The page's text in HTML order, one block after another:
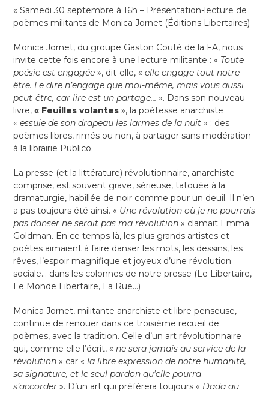
« Samedi 30 septembre à 16h – Présentation-lecture de
poèmes militants de Monica Jornet (Éditions Libertaires)
Monica Jornet, du groupe Gaston Couté de la FA, nous
invite cette fois encore à une lecture militante : « Toute
poésie est engagée», dit-elle, «elle engage tout notre
être. Le dire n’engage que moi-même, mais vous aussi
peut-être, car lire est un partage…». Dans son nouveau
livre,« Feuilles volantes », la poétesse anarchiste
«essuie de son drapeau les larmes de la nuit » : des
poèmes libres, rimés ou non, à partager sans modération
à la librairie Publico.
La presse (et la littérature) révolutionnaire, anarchiste
comprise, est souvent grave, sérieuse, tatouée à la
dramaturgie, habillée de noir comme pour un deuil. Il n’en
a pas toujours été ainsi. « Une révolution où je ne pourrais
pas danser ne serait pas ma révolution » clamait Emma
Goldman. En ce temps-là, les plus grands artistes et
poètes aimaient à faire danser les mots, les dessins, les
rêves, l’espoir magnifique et joyeux d’une révolution
sociale… dans les colonnes de notre presse (Le Libertaire,
Le Monde Libertaire, La Rue…)
Monica Jornet, militante anarchiste et libre penseuse,
continue de renouer dans ce troisième recueil de
poèmes, avec la tradition. Celle d’un art révolutionnaire
qui, comme elle l’écrit, «ne sera jamais au service de la
révolution » car «la libre expression de notre humanité,
sa signature, et le seul pardon qu’elle pourra
s’accorder». D’un art qui préfèrera toujours « Dada au